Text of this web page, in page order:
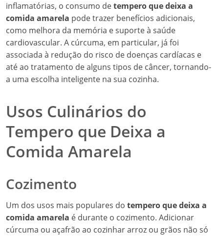
inflamatórias, o consumo detempero que deixa a
comida amarela pode trazer benefícios adicionais,
como melhora da memória e suporte à saúde
cardiovascular. A cúrcuma, em particular, já foi
associada à redução do risco de doenças cardíacas e
até ao tratamento de alguns tipos de câncer, tornando-
a uma escolha inteligente na sua cozinha.
Usos Culinários do
Tempero que Deixa a
Comida Amarela
Cozimento
Um dos usos mais populares do tempero que deixa a
comida amarela é durante o cozimento. Adicionar
cúrcuma ou açafrão ao cozinhar arroz ou grãos não só